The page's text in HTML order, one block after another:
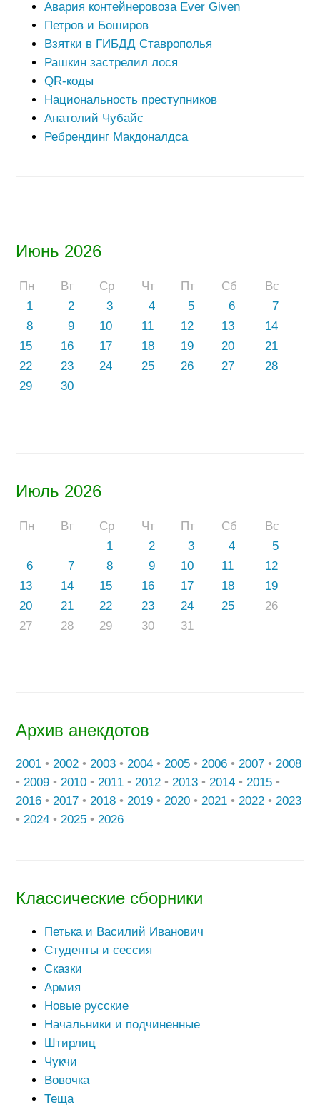
Июнь 2026
Пн Вт Ср Чт Пт Сб
Вс
1
2 3 4 5 6
7
8
9 10 11 12 13
14
15
16 17 18 19 20
21
22
23 24 25 26 27
28
29
30
Июль 2026
Пн Вт Ср Чт Пт Сб
Вс
1
2 3 4
5
6
7 8 9 10 11
12
13
14 15 16 17 18
19
20
21 22 23 24 25
26
27
28 29 30 31
Архив анекдотов
2001 • 2002 • 2003 • 2004 • 2005 • 2006 • 2007 • 2008
• 2009 • 2010 • 2011 • 2012 • 2013 • 2014 • 2015 •
2016 • 2017 • 2018 • 2019 • 2020 • 2021 • 2022 • 2023
• 2024 • 2025 • 2026
Классические сборники
Петька и Василий Иванович
Студенты и сессия
Сказки
Армия
Новые русские
Начальники и подчиненные
Штирлиц
Чукчи
Вовочка
Теща
Авария контейнеровоза Ever Given
Петров и Боширов
Взятки в ГИБДД Ставрополья
Рашкин застрелил лося
QR-коды
Национальность преступников
Анатолий Чубайс
Ребрендинг Макдоналдса